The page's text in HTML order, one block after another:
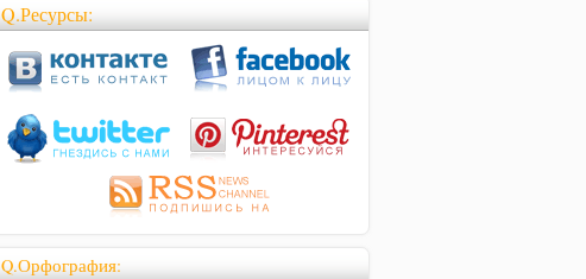
Q.Ресурсы:
Q.Орфография: